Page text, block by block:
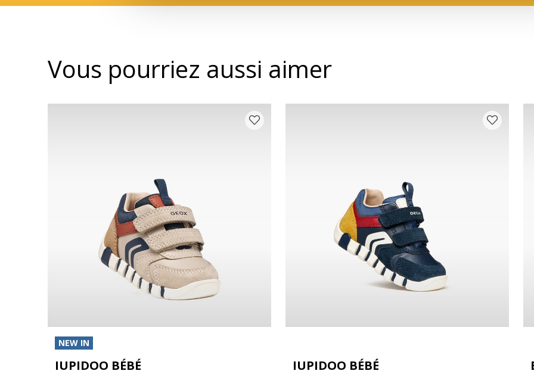
Vous pourriez aussi aimer
NEW IN
IUPIDOO BÉBÉ IUPIDOO BÉBÉ